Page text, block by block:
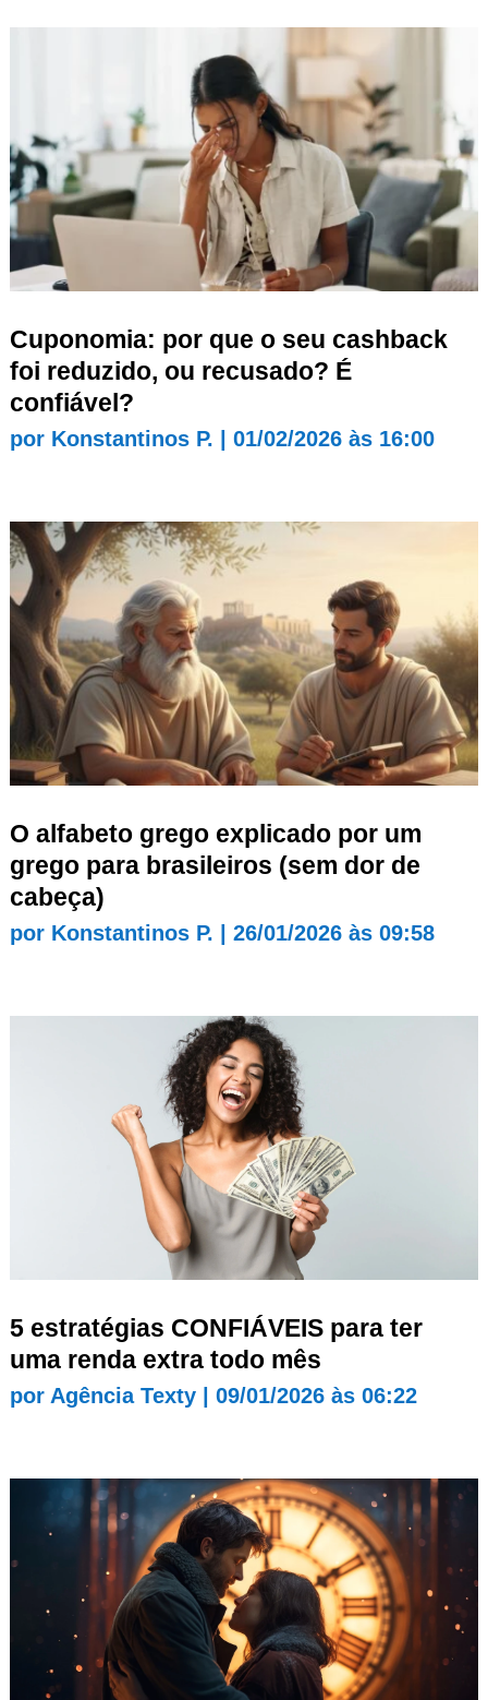
Cuponomia: por que o seu cashback
foi reduzido, ou recusado? É
confiável?
por Konstantinos P. 01/02/2026 às 16:00
O alfabeto grego explicado por um
grego para brasileiros (sem dor de
cabeça)
por Konstantinos P. 26/01/2026 às 09:58
5 estratégias CONFIÁVEIS para ter
uma renda extra todo mês
por Agência Texty| 09/01/2026 às 06:22